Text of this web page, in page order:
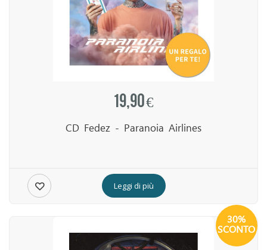
19,90 €
CD Fedez - Paranoia Airlines
Leggi di più
30%
SCONTO